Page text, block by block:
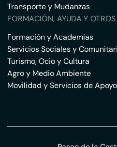
Transporte y Mudanzas
FORMACIÓN, AYUDA Y
Formación y Academias
Servicios Sociales y
Turismo, Ocio y Cultura
Agro y Medio Ambiente
Movilidad y Servicios de